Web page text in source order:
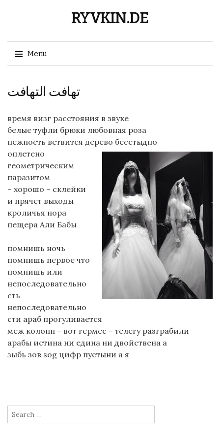
RYVKIN.DE
Menu
to
content
تهافت التهافت
время визг расстояния в звуке
белые туфли брюки любовная роза
нежность ветвится дерево бесстыдно
оплетено
геометрическим
паразитом
– хорошо – склейки
и прячет выходы
кроличья нора
пещера Али Бабы
помнишь ночь
помнишь первое что
помнишь или
непоследовательно
сть
непоследовательно
сти араб прогуливается
меж колонн – вот гермес – телегу разграбили
арабы истина ни едина ни двойствена а
зыбь зов sog цифр пустыни а я
Search
for: